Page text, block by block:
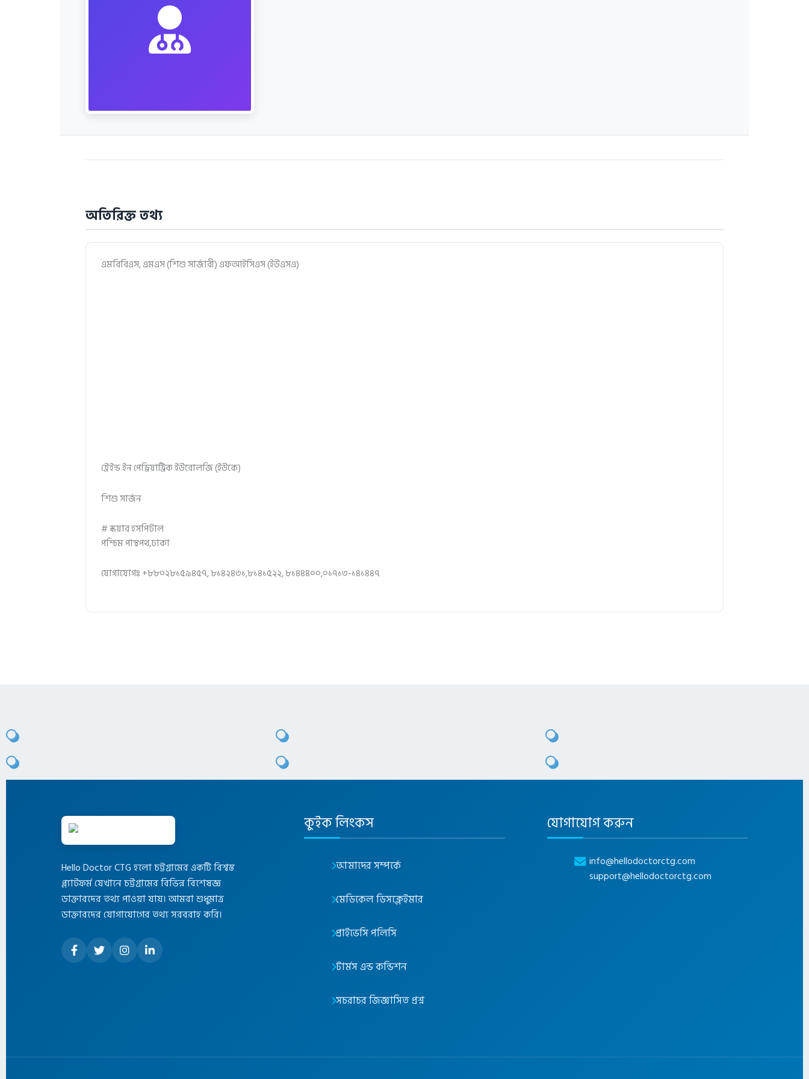
অতিরিক্ত তথ্য
এমবিবিএস, এমএস (শিশু সার্জারী) এফআইসিএস (ইউএসএ)
ট্রেইন্ড ইন পেড্রিয়াট্রিক ইউরোলজি (ইউকে)
শিশু সার্জন
# স্কয়ার হসপিটাল
পশ্চিম পান্থপথ,ঢাকা
যোগাযোগঃ +৮৮০২৮১৫৯৪৫৭, ৮১৪২৪৩১,৮১৪১৫২২, ৮১৪৪৪০০,০১৭১৩-১৪১৪৪৭
Hello Doctor CTG হলো চট্টগ্রামের একটি বিশ্বস্ত
প্ল্যাটফর্ম যেখানে চট্টগ্রামের বিভিন্ন বিশেষজ্ঞ
ডাক্তারদের তথ্য পাওয়া যায়। আমরা শুধুমাত্র
ডাক্তারদের যোগাযোগের তথ্য সরবরাহ করি।
কুইক লিংকস
আমাদের সম্পর্কে
মেডিকেল ডিসক্লেইমার
প্রাইভেসি পলিসি
টার্মস এন্ড কন্ডিশন
সচরাচর জিজ্ঞাসিত প্রশ্ন
যোগাযোগ করুন
info@hellodoctorctg.com
support@hellodoctorctg.com